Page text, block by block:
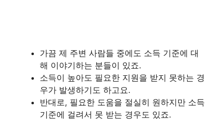
가끔 제 주변 사람들 중에도 소득 기준에 대
해 이야기하는 분들이 있죠.
소득이 높아도 필요한 지원을 받지 못하는 경
우가 발생하기도 하고요.
반대로, 필요한 도움을 절실히 원하지만 소득
기준에 걸려서 못 받는 경우도 있죠.